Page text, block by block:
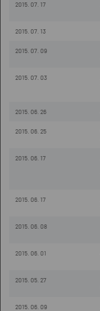
2015. 07. 17
2015. 07. 13
2015. 07. 09
2015. 07. 03
2015. 06. 26
2015. 06. 25
2015. 06. 17
2015. 06. 17
2015. 06. 08
2015. 06. 01
2015. 05. 27
2015. 06. 09